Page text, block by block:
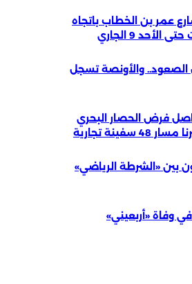
عمر بن الخطاب باتجاه
9 الجاري
الصعود.. والأونصة تسجل
فرض الحصار البحري
سفينة تجارية
بين «الشرطة الرياضي»
وفاة «أربعيني»